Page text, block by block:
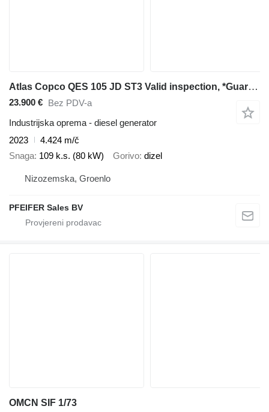
Atlas Copco QES 105 JD ST3 Valid inspection, *Guarantee! Diese
23.900 € Bez PDV-a
Industrijska oprema - diesel generator
2023
4.424 m/č
Snaga 109 k.s. (80 kW) Gorivo dizel
Nizozemska, Groenlo
PFEIFER Sales BV
OMCN SIF 1/73